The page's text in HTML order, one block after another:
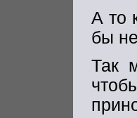
А то
бы
Так